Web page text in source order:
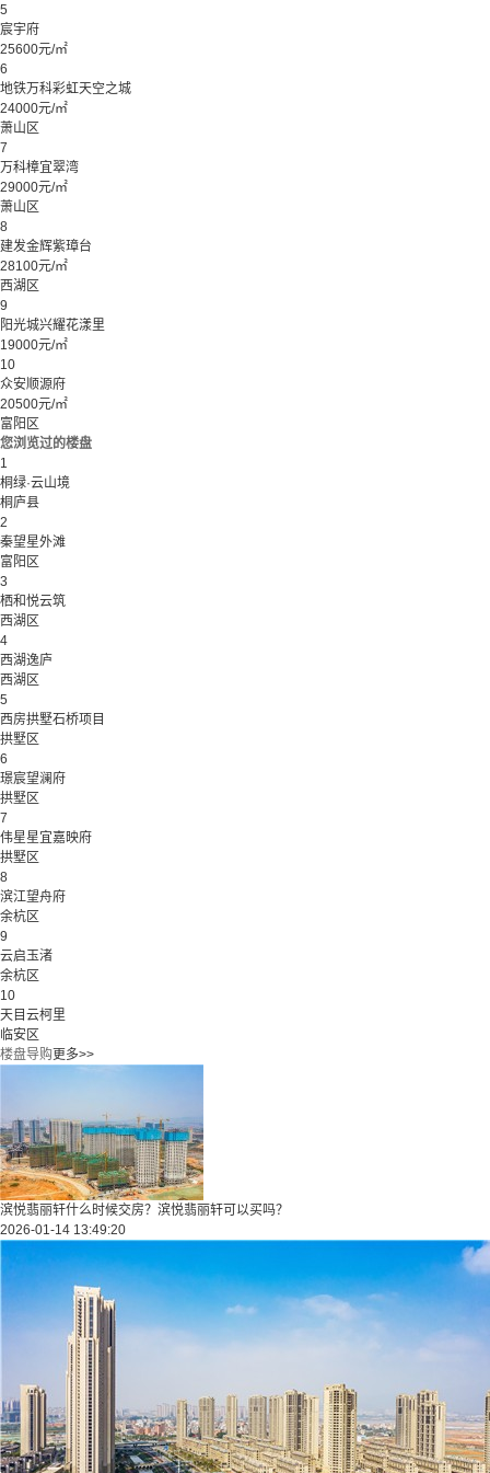
5
宸宇府
25600元/㎡
6
地铁万科彩虹天空之城
24000元/㎡
萧山区
7
万科樟宜翠湾
29000元/㎡
萧山区
8
建发金辉紫璋台
28100元/㎡
西湖区
9
阳光城兴耀花漾里
19000元/㎡
10
众安顺源府
20500元/㎡
富阳区
您浏览过的楼盘
1
桐绿·云山境
桐庐县
2
秦望星外滩
富阳区
3
栖和悦云筑
西湖区
4
西湖逸庐
西湖区
5
西房拱墅石桥项目
拱墅区
6
璟宸望澜府
拱墅区
7
伟星星宜嘉映府
拱墅区
8
滨江望舟府
余杭区
9
云启玉渚
余杭区
10
天目云柯里
临安区
楼盘导购更多>>
滨悦翡丽轩什么时候交房？滨悦翡丽轩可以买吗？
2026-01-14 13:49:20